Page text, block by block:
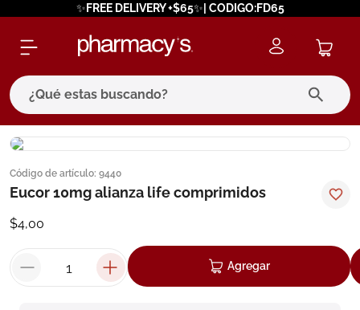
✨FREE DELIVERY +$65✨| CODIGO:FD65
¿Qué estas buscando?
Código de artículo: 9440
Eucor 10mg alianza life comprimidos
$4,00
Agregar
términos más buscados
1. eucerin
pilexil
5. cerave